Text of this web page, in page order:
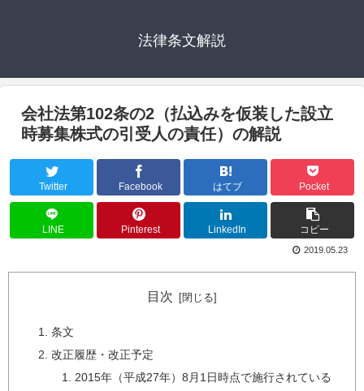
法律条文解説
会社法第102条の2（払込みを仮装した設立
時募集株式の引受人の責任）の解説
Twitter Facebook はてブ Pocket
LINE Pinterest LinkedIn コピー
2019.05.23
目次
条文
改正履歴・改正予定
2015年（平成27年）8月1日時点で施行されている